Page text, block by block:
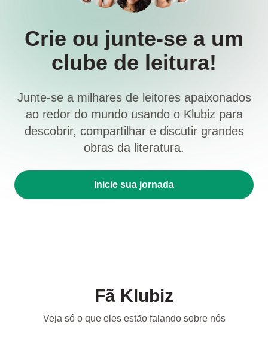
Crie ou junte-se a um
clube de leitura!
Junte-se a milhares de leitores apaixonados
ao redor do mundo usando o Klubiz para
descobrir, compartilhar e discutir grandes
obras da literatura.
Inicie sua jornada
Fã Klubiz
Veja só o que eles estão falando sobre nós